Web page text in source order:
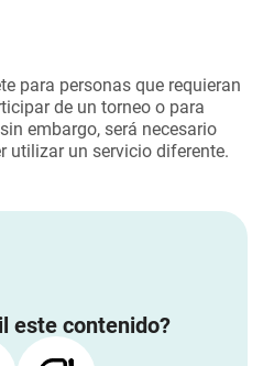
para personas que requieran
de un torneo o para
embargo, será necesario
utilizar un servicio diferente.
este contenido?